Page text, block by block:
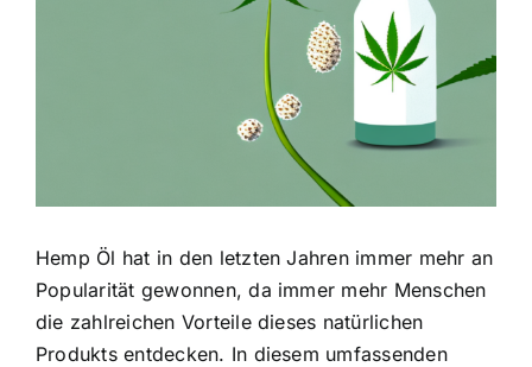
Hemp Öl hat in den letzten Jahren immer mehr an
Popularität gewonnen, da immer mehr Menschen
die zahlreichen Vorteile dieses natürlichen
Produkts entdecken. In diesem umfassenden